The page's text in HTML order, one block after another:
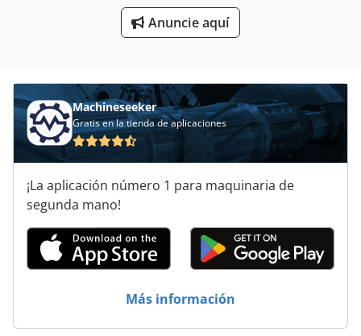
Herramientas De Fresado
Anuncie aquí
Machineseeker
Gratis en la tienda de aplicaciones
¡La aplicación número 1 para maquinaria de
segunda mano!
Más información